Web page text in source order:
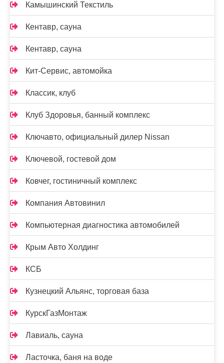
Камышинский Текстиль
Кентавр, сауна
Кентавр, сауна
Кит-Сервис, автомойка
Классик, клуб
Клуб Здоровья, банный комплекс
Ключавто, официальный дилер Nissan
Ключевой, гостевой дом
Ковчег, гостиничный комплекс
Компания Автовинил
Компьютерная диагностика автомобилей
Крым Авто Холдинг
КСБ
Кузнецкий Альянс, торговая база
КурскГазМонтаж
Лавиаль, сауна
Ласточка, баня на воде